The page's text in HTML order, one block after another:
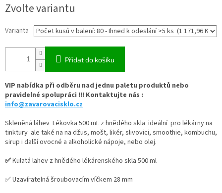
Zvolte variantu
Varianta
Přidat do košíku
VIP nabídka při odběru nad jednu paletu produktů nebo
pravidelné spolupráci !!! Kontaktujte nás :
info@zavarovacisklo.cz
Skleněná láhev Lékovka 500 mL z hnědého skla ideální pro lékárny na
tinktury ale také na na džus, mošt, likér, slivovici, smoothie, kombuchu,
sirup i další ovocné a alkoholické nápoje, nebo olej.
✅Kulatá lahev z hnědého lékárenského skla 500 ml
✅ Uzavíratelná šroubovacím víčkem 28 mm